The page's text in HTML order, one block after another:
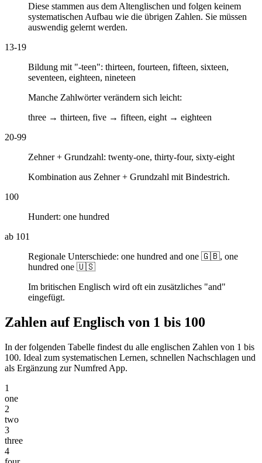
Diese stammen aus dem Altenglischen und folgen keinem
systematischen Aufbau wie die übrigen Zahlen. Sie müssen
auswendig gelernt werden.
13-19
Bildung mit "-teen": thirteen, fourteen, fifteen, sixteen,
seventeen, eighteen, nineteen
Manche Zahlwörter verändern sich leicht:
three → thirteen, five → fifteen, eight → eighteen
20-99
Zehner + Grundzahl: twenty-one, thirty-four, sixty-eight
Kombination aus Zehner + Grundzahl mit Bindestrich.
100
Hundert: one hundred
ab 101
Regionale Unterschiede: one hundred and one 🇬🇧, one
hundred one 🇺🇸
Im britischen Englisch wird oft ein zusätzliches "and"
eingefügt.
Zahlen auf Englisch von 1 bis 100
In der folgenden Tabelle findest du alle englischen Zahlen von 1 bis
100. Ideal zum systematischen Lernen, schnellen Nachschlagen und
als Ergänzung zur Numfred App.
1
one
2
two
3
three
4